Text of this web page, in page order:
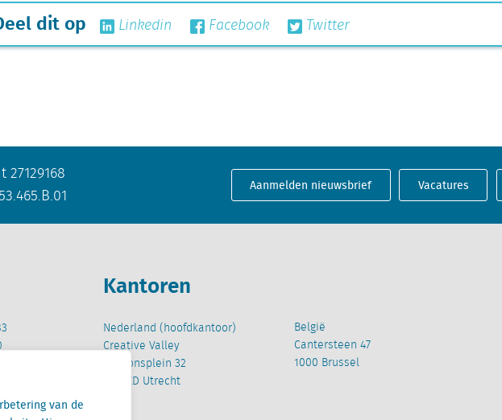
van de
dit op Linkedin Facebook Twitter
27129168
Aanmelden nieuwsbrief Vacatures
Kantoren
Nederland (hoofdkantoor)
Creative Valley
Stationsplein 32
3511 ED Utrecht
België
Cantersteen 47
1000 Brussel